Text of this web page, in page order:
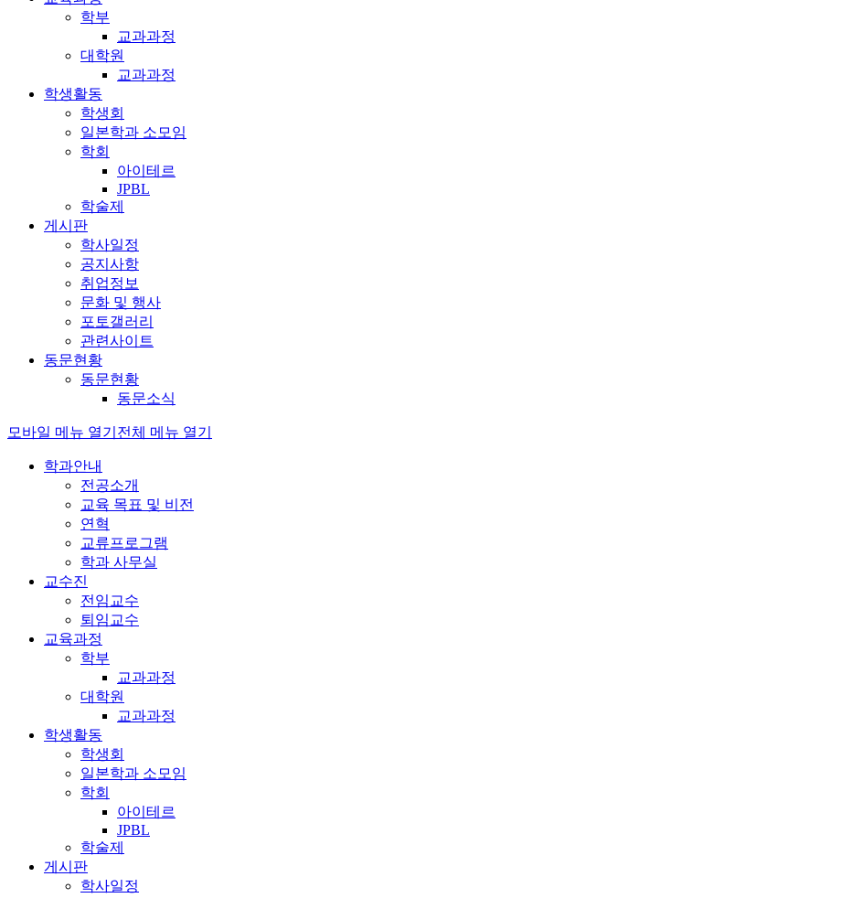
학부
교과과정
대학원
교과과정
학생활동
학생회
일본학과 소모임
학회
아이테르
JPBL
학술제
게시판
학사일정
공지사항
취업정보
문화 및 행사
포토갤러리
관련사이트
동문현황
동문현황
동문소식
모바일 메뉴 열기 전체 메뉴 열기
학과안내
전공소개
교육 목표 및 비전
연혁
교류프로그램
학과 사무실
교수진
전임교수
퇴임교수
교육과정
학부
교과과정
대학원
교과과정
학생활동
학생회
일본학과 소모임
학회
아이테르
JPBL
학술제
게시판
학사일정